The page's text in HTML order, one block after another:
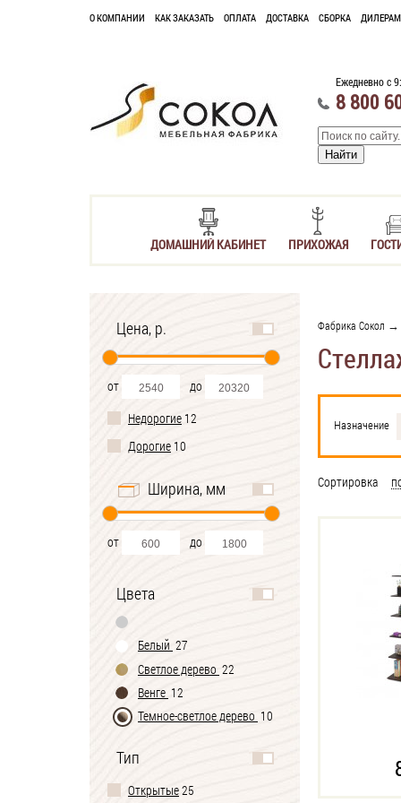
О КОМПАНИИ КАК ЗАКАЗАТЬ ОПЛАТА ДОСТАВКА СБОРКА ДИЛЕРАМ
Ежедневно с
8 800
ДОМАШНИЙ КАБИНЕТ ПРИХОЖАЯ
Цена, р.
от
до
Недорогие 12
Дорогие 10
Ширина, мм
от до
Цвета
Белый 27
Светлое дерево 22
Венге 12
Темное-cветлое дерево 10
Тип
Открытые25
Фабрика Сокол →
Назначение
Сортировка